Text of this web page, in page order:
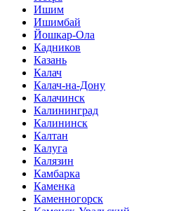
Ишим
Ишимбай
Йошкар-Ола
Кадников
Казань
Калач
Калач-на-Дону
Калачинск
Калининград
Калининск
Калтан
Калуга
Калязин
Камбарка
Каменка
Каменногорск